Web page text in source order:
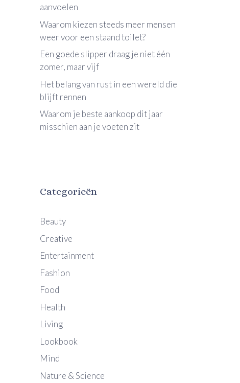
aanvoelen
Waarom kiezen steeds meer mensen
weer voor een staand toilet?
Een goede slipper draag je niet één
zomer, maar vijf
Het belang van rust in een wereld die
blijft rennen
Waarom je beste aankoop dit jaar
misschien aan je voeten zit
Categorieën
Beauty
Creative
Entertainment
Fashion
Food
Health
Living
Lookbook
Mind
Nature & Science